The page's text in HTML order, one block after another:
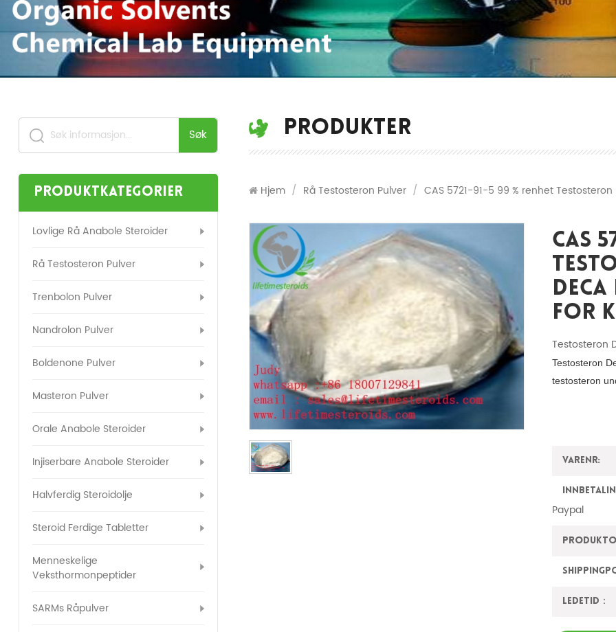
Søk
Produktkategorier
Lovlige Rå Anabole Steroider
Rå Testosteron Pulver
Trenbolon Pulver
Nandrolon Pulver
Boldenone Pulver
Masteron Pulver
Orale Anabole Steroider
Injiserbare Anabole Steroider
Halvferdig Steroidolje
Steroid Ferdige Tabletter
Menneskelige
Veksthormonpeptider
SARMs Råpulver
PRODUKTER
Hjem / Rå Testosteron Pulver / CAS 5721-91-5 99 % renhet
CAS
For
Testosteron
Testosteron
testosteron
Varenr:
Paypal
Ledetid：